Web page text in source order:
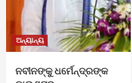
ଅନ୍ୟାନ୍ୟ
ନବୀନଙ୍କୁ ଧର୍ମେନ୍ଦ୍ରଙ୍କ